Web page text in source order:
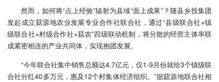
然而，如何将“点上经验”辐射为县域“面上成果”？随县乡投集团
发起成立菇源地农业发展专业合作社联合社，通过“县级联合社+镇
级联合社+村级合作社+菇农”四级联动机制，将分散的经营主体串联
成紧密相连的产业共同体，实现抱团发展。
“今年联合社集中销售总额达4.7亿元，仅1-9月份就给3个镇级联
合社分红40多万元，惠及12个村集体经济组织。”据菇源地联合社相